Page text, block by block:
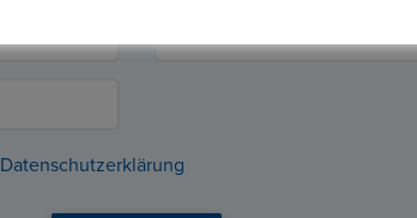
Datenschutzerklärung